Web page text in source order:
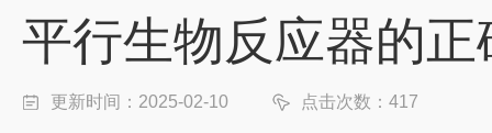
平行生物反应器的
更新时间：2025-02-10 点击次数：417